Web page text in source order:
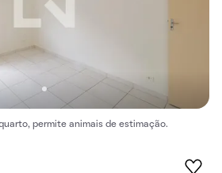
permite animais de estimação.